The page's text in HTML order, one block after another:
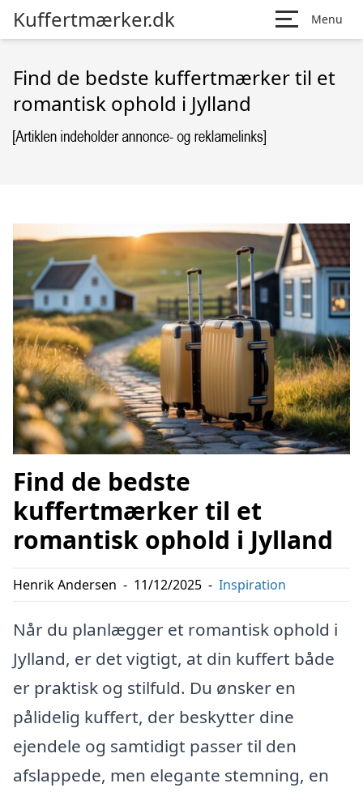
Kuffertmærker.dk Menu
Find de bedste kuffertmærker til et
romantisk ophold i Jylland
Find de bedste
kuffertmærker til et
romantisk ophold i Jylland
Henrik Andersen - 11/12/2025 - Inspiration
Når du planlægger et romantisk ophold i
Jylland, er det vigtigt, at din kuffert både
er praktisk og stilfuld. Du ønsker en
pålidelig kuffert, der beskytter dine
ejendele og samtidigt passer til den
afslappede, men elegante stemning, en